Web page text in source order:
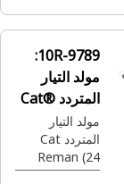
10R-9789:
مولد التيار
المتردد Cat®
Reman
مولد التيار
المتردد Cat
Reman (24
فولت-95 أمبير)